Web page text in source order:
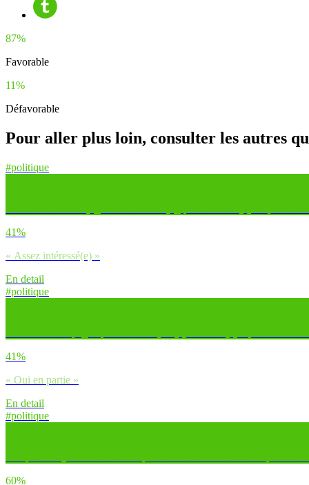
87%
Favorable
11%
Défavorable
Pour aller plus loin, consulter les autres
#politique
41%
« Assez intéressé(e) »
En detail
#politique
41%
« Oui en partie »
En detail
#politique
60%